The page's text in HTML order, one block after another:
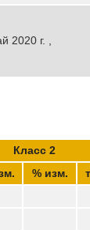
2020 г. ,
Класс 2
% изм.